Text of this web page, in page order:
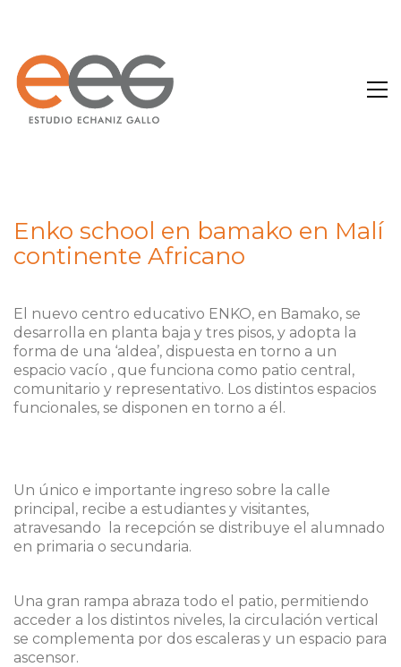
Enko school en bamako en Malí
continente Africano
El nuevo centro educativo ENKO, en Bamako, se
desarrolla en planta baja y tres pisos, y adopta la
forma de una ‘aldea’, dispuesta en torno a un
espacio vacío , que funciona como patio central,
comunitario y representativo. Los distintos espacios
funcionales, se disponen en torno a él.
Un único e importante ingreso sobre la calle
principal, recibe a estudiantes y visitantes,
atravesando la recepción se distribuye el alumnado
en primaria o secundaria.
Una gran rampa abraza todo el patio, permitiendo
acceder a los distintos niveles, la circulación vertical
se complementa por dos escaleras y un espacio para
ascensor.